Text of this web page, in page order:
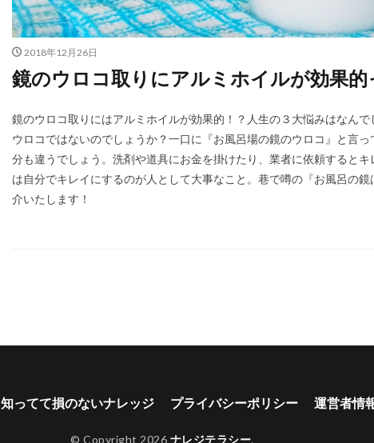
2018年12月26日
鏡のウロコ取りにアルミホイルが効果
鏡のウロコ取りにはアルミホイルが効果的！？人生の３大悩みはなん
ウロコではないのでしょうか？一口に『お風呂場の鏡のウロコ』と言
分も違うでしょう。洗剤や道具にお金を掛けたり、業者に依頼すると
は自分でキレイにするのが人として大事なこと。巷で噂の『お風呂の
介いたします！
知ってて損のないナレッジ プライバシーポリシー 運営者情
© Copyright 2026 ナレジテラシー.